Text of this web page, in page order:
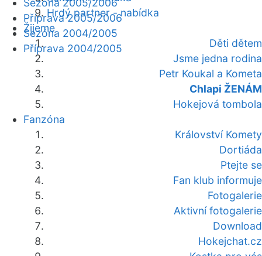
Hrdý partner - nabídka
Žijeme
Děti dětem
Jsme jedna rodina
Petr Koukal a Kometa
Chlapi ŽENÁM
Hokejová tombola
Fanzóna
Království Komety
Dortiáda
Ptejte se
Fan klub informuje
Fotogalerie
Aktivní fotogalerie
Download
Hokejchat.cz
Sezóna 2005/2006
Příprava 2005/2006
Sezóna 2004/2005
Příprava 2004/2005